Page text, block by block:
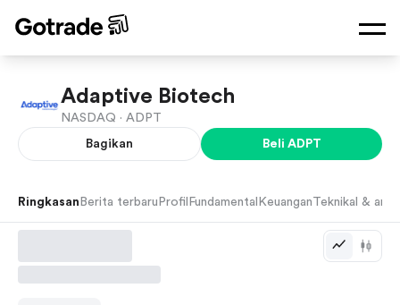
Adaptive Biotech
NASDAQ · ADPT
Bagikan Beli ADPT
Ringkasan Berita terbaru Profil Fundamental Keuangan Teknikal &